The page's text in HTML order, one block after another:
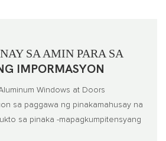
SA AMIN PARA SA
IMPORMASYON
Windows at Doors
sa paggawa ng pinakamahusay na
sa pinaka -mapagkumpitensyang